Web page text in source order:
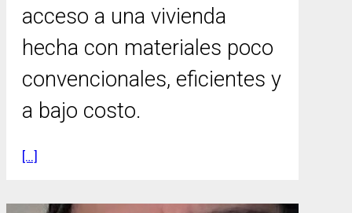
acceso a una vivienda
hecha con materiales poco
convencionales, eficientes y
a bajo costo.
[…]